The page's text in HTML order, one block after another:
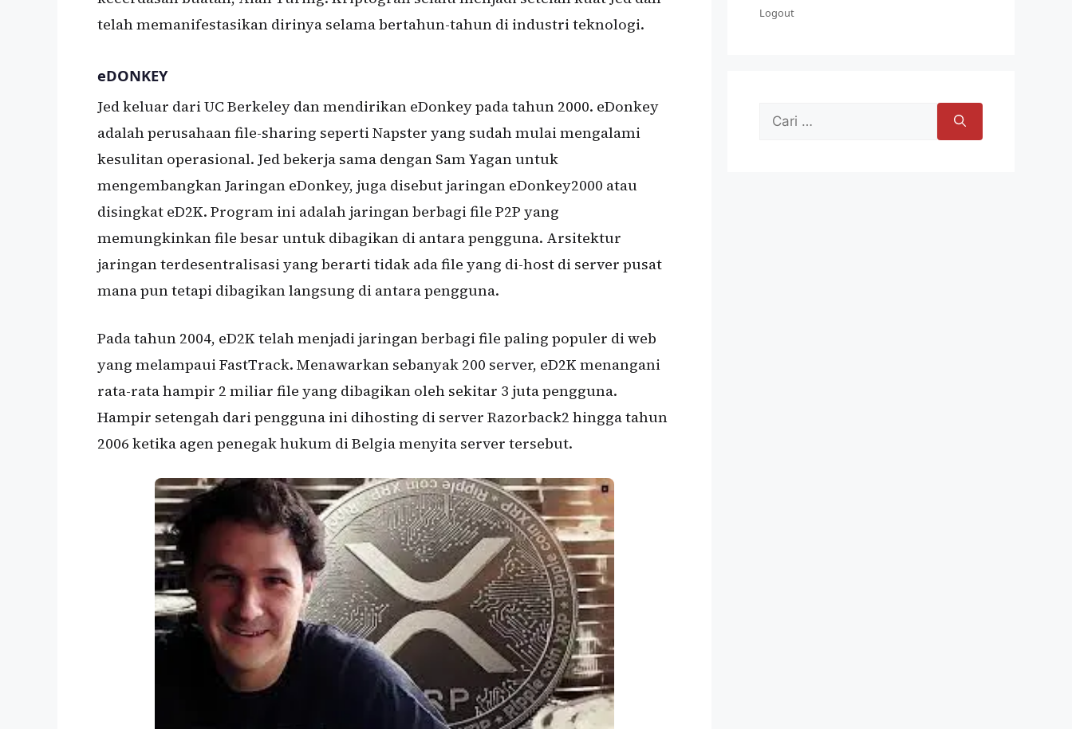
telah memanifestasikan dirinya selama bertahun-tahun di industri teknologi.
eDONKEY
Jed keluar dari UC Berkeley dan mendirikan eDonkey pada tahun 2000. eDonkey
adalah perusahaan file-sharing seperti Napster yang sudah mulai mengalami
kesulitan operasional. Jed bekerja sama dengan Sam Yagan untuk
mengembangkan Jaringan eDonkey, juga disebut jaringan eDonkey2000 atau
disingkat eD2K. Program ini adalah jaringan berbagi file P2P yang
memungkinkan file besar untuk dibagikan di antara pengguna. Arsitektur
jaringan terdesentralisasi yang berarti tidak ada file yang di-host di server pusat
mana pun tetapi dibagikan langsung di antara pengguna.
Pada tahun 2004, eD2K telah menjadi jaringan berbagi file paling populer di web
yang melampaui FastTrack. Menawarkan sebanyak 200 server, eD2K menangani
rata-rata hampir 2 miliar file yang dibagikan oleh sekitar 3 juta pengguna.
Hampir setengah dari pengguna ini dihosting di server Razorback2 hingga tahun
2006 ketika agen penegak hukum di Belgia menyita server tersebut.
Logout
Cari